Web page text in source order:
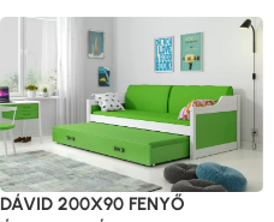
DÁVID 200X90 FENYŐ